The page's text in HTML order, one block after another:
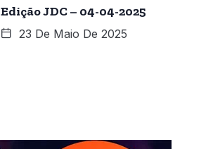
Edição JDC – 04-04-2025
23 De Maio De 2025